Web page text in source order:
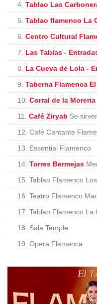
4. Tablao Las
5. Tablao flamenco La
6. Centro Cultural
7. Las Tablas -
8. La Cueva de Lola -
9. Taberna Flamenca
10. Corral de la Moreria
11. Café Ziryab Se
12. Café Cantante
13. Essential Flamenco
14. Torres Bermejas
15. Tablao Flamenco
16. Teatro Flamenco
17. Tablao Flamenco La
18. Sala Temple
19. Opera Flamenca